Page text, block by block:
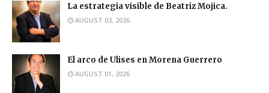
La estrategia visible de Beatriz Mojica.
AUGUST 03, 2026
El arco de Ulises en Morena Guerrero
AUGUST 01, 2026